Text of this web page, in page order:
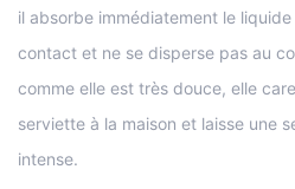
il absorbe immédiatement le
contact et ne se disperse pas au
comme elle est très douce, elle
serviette à la maison et laisse une
intense.